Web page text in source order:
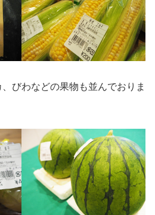
びわなどの果物も並んでおりま